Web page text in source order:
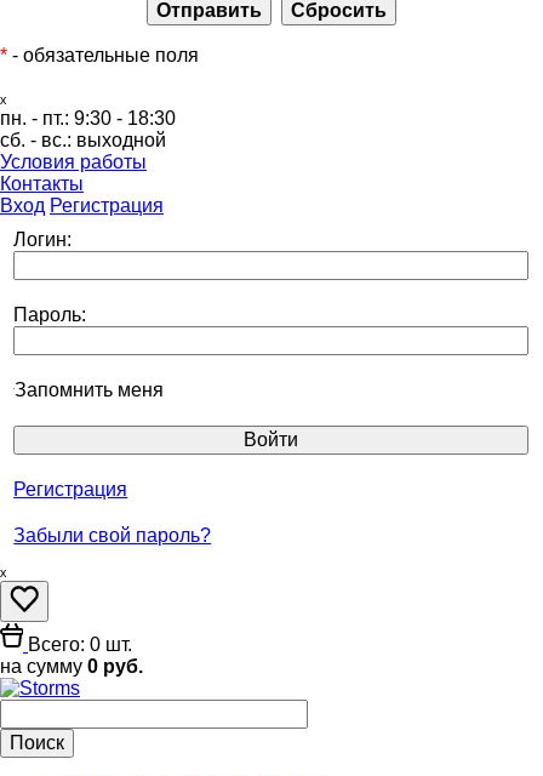
* - обязательные поля
ₓ
пн. - пт.: 9:30 - 18:30
сб. - вс.: выходной
Условия работы
Контакты
Вход Регистрация
Логин:
Пароль:
Запомнить меня
Регистрация
Забыли свой пароль?
ₓ
Всего: 0 шт.
на сумму 0 руб.